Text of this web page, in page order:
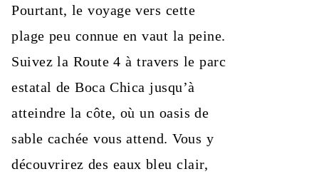
Pourtant, le voyage vers cette
plage peu connue en vaut la peine.
Suivez la Route 4 à travers le parc
estatal de Boca Chica jusqu’à
atteindre la côte, où un oasis de
sable cachée vous attend. Vous y
découvrirez des eaux bleu clair,